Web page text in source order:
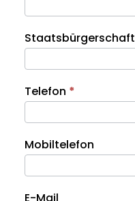
Staatsbürgerschaft
Telefon *
Mobiltelefon